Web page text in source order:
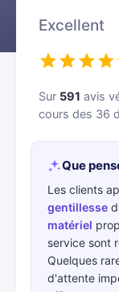
Excellent
Sur 591 avis
cours des 36
Que
Les clients
gentillesse
matériel
service sont
Quelques
d'attente